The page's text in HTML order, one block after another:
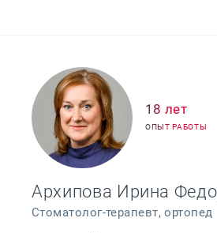
18 лет
ОПЫТ РАБОТЫ
Архипова Ирина
Стоматолог-терапевт, ортопед